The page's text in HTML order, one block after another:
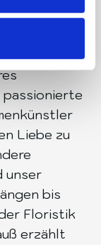
passionierte
Liebe zu
unser
bis
Floristik
erzählt